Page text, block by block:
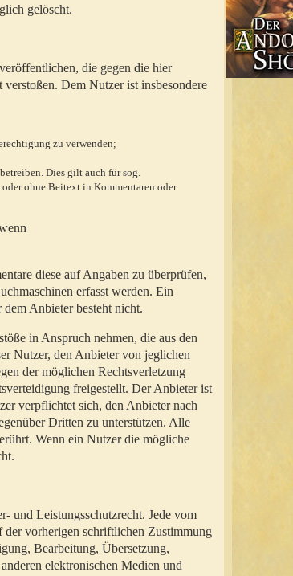
gelöscht.
die gegen die hier
verstoßen. Dem Nutzer ist insbesondere
zu verwenden;
Dies gilt auch für sog.
ohne Beitext in Kommentaren oder
diese auf Angaben zu überprüfen,
erfasst werden. Ein
Anbieter besteht nicht.
in Anspruch nehmen, die aus den
Nutzer, den Anbieter von jeglichen
der möglichen Rechtsverletzung
freigestellt. Der Anbieter ist
verpflichtet sich, den Anbieter nach
Dritten zu unterstützen. Alle
Wenn ein Nutzer die mögliche
und Leistungsschutzrecht. Jede vom
der vorherigen schriftlichen Zustimmung
Bearbeitung, Übersetzung,
elektronischen Medien und